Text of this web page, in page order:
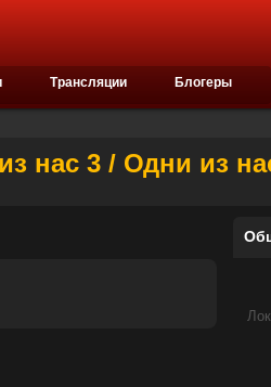
Трансляции Блогеры
нас 3 / Одни из